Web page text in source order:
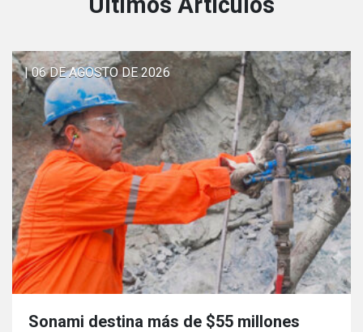
| 06 DE AGOSTO DE 2026
Sonami destina más de $55 millones